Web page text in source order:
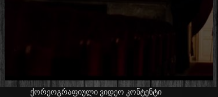
ქორეოგრაფიული ვიდეო კონტენტი